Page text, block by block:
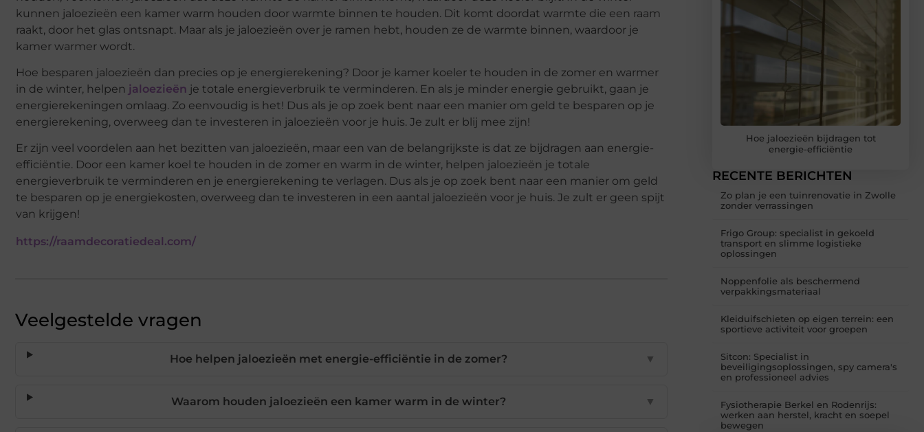
kunnen jaloezieën een kamer warm houden door warmte binnen te houden. Dit komt doordat warmte die een raam
raakt, door het glas ontsnapt. Maar als je jaloezieën over je ramen hebt, houden ze de warmte binnen, waardoor je
kamer warmer wordt.
Hoe besparen jaloezieën dan precies op je energierekening? Door je kamer koeler te houden in de zomer en warmer
in de winter, helpen jaloezieën je totale energieverbruik te verminderen. En als je minder energie gebruikt, gaan je
energierekeningen omlaag. Zo eenvoudig is het! Dus als je op zoek bent naar een manier om geld te besparen op je
energierekening, overweeg dan te investeren in jaloezieën voor je huis. Je zult er blij mee zijn!
Er zijn veel voordelen aan het bezitten van jaloezieën, maar een van de belangrijkste is dat ze bijdragen aan energie-
efficiëntie. Door een kamer koel te houden in de zomer en warm in de winter, helpen jaloezieën je totale
energieverbruik te verminderen en je energierekening te verlagen. Dus als je op zoek bent naar een manier om geld
te besparen op je energiekosten, overweeg dan te investeren in een aantal jaloezieën voor je huis. Je zult er geen spijt
van krijgen!
https://raamdecoratiedeal.com/
Veelgestelde vragen
Hoe helpen jaloezieën met energie-efficiëntie in de zomer? ▼
Waarom houden jaloezieën een kamer warm in de winter? ▼
Hoe jaloezieën bijdragen tot
energie-efficiëntie
RECENTE BERICHTEN
Zo plan je een tuinrenovatie in Zwolle
zonder verrassingen
Frigo Group: specialist in gekoeld
transport en slimme logistieke
oplossingen
Noppenfolie als beschermend
verpakkingsmateriaal
Kleiduifschieten op eigen terrein: een
sportieve activiteit voor groepen
Sitcon: Specialist in
beveiligingsoplossingen, spy camera's
en professioneel advies
Fysiotherapie Berkel en Rodenrijs:
werken aan herstel, kracht en soepel
bewegen